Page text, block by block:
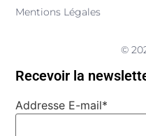
Mentions Légales
©
Recevoir la
Addresse E-mail*